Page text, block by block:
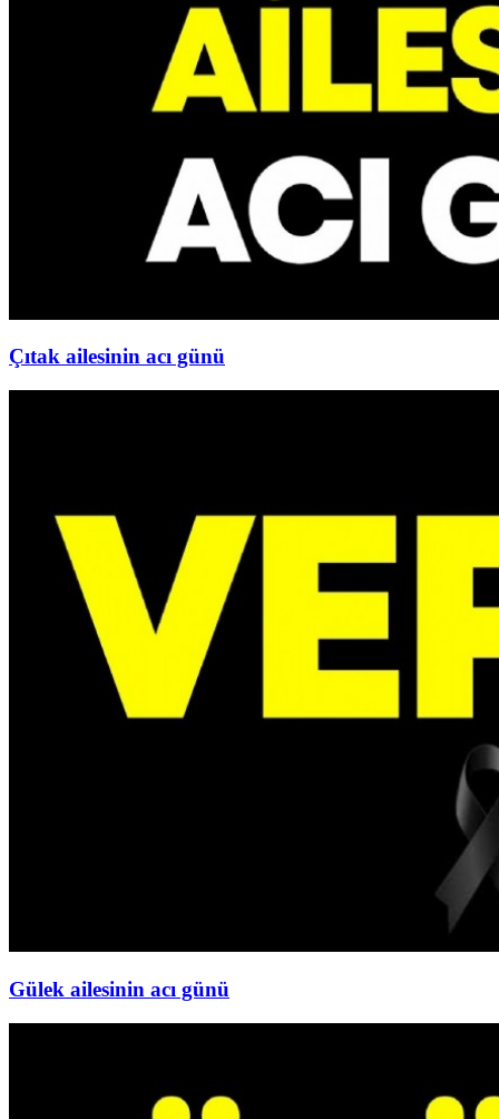
Çıtak ailesinin acı günü
Gülek ailesinin acı günü